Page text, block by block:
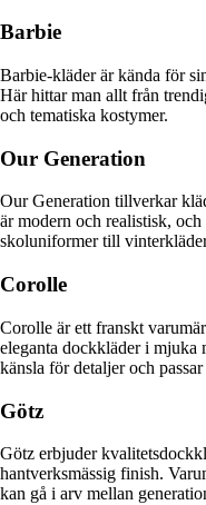
Barbie
Barbie-kläder är kända för
Här hittar man allt från
och tematiska kostymer.
Our Generation
Our Generation tillverkar
är modern och realistisk,
skoluniformer till
Corolle
Corolle är ett franskt
eleganta dockkläder i mjuka
känsla för detaljer och
Götz
Götz erbjuder
hantverksmässig finish.
kan gå i arv mellan